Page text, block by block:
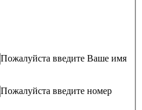
Пожалуйста введите Ваше имя
Пожалуйста введите номер